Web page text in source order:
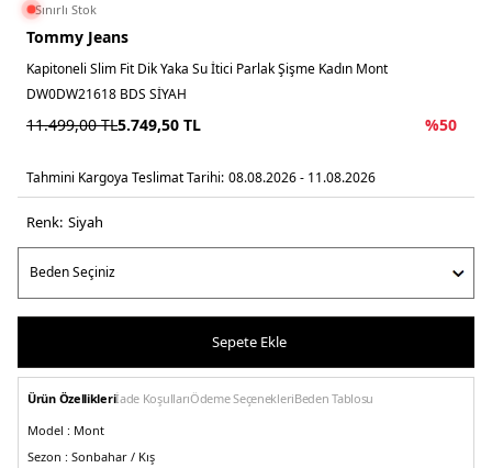
Sınırlı Stok
Tommy Jeans
Kapitoneli Slim Fit Dik Yaka Su İtici Parlak Şişme Kadın Mont
DW0DW21618 BDS SİYAH
11.499,00TL5.749,50 TL %50
Tahmini Kargoya Teslimat Tarihi: 08.08.2026 - 11.08.2026
Renk: si̇yah
Sepete Ekle
Ürün Özellikleriİade KoşullarıÖdeme SeçenekleriBeden Tablosu
Model : Mont
Sezon : Sonbahar / Kış